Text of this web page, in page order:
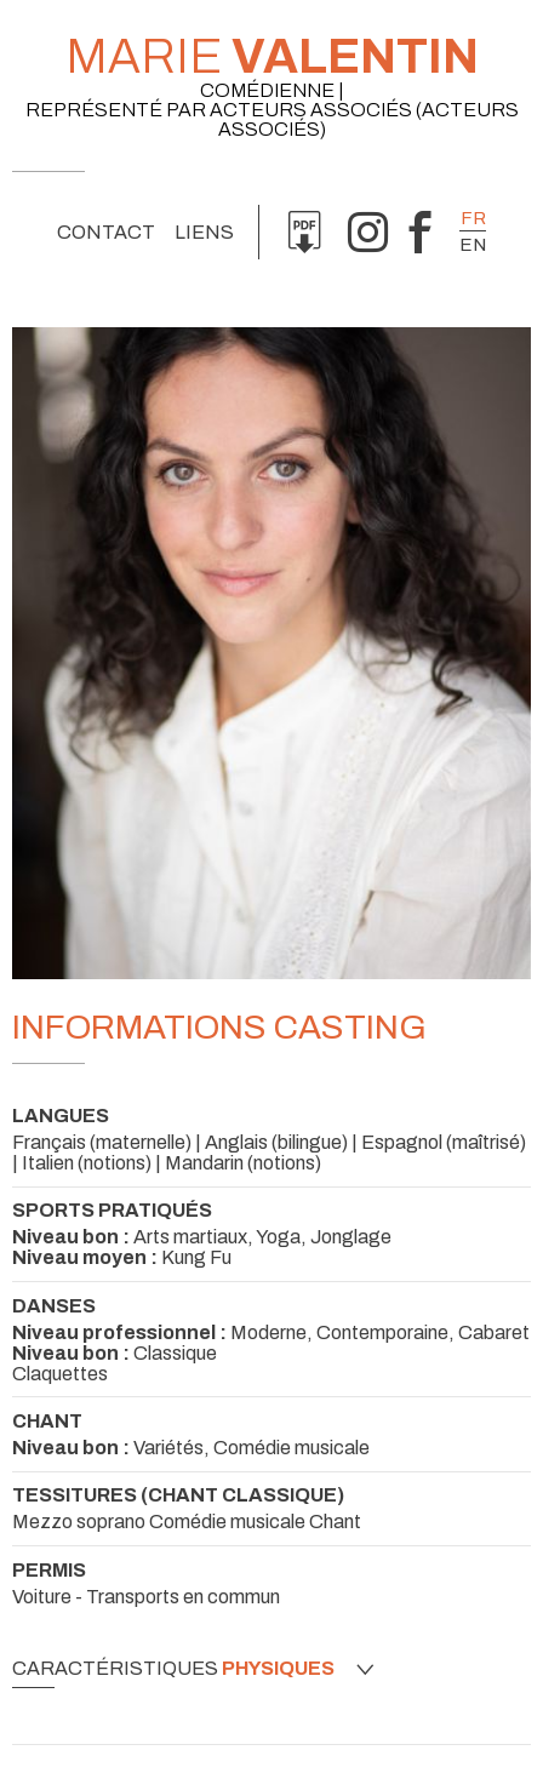
MARIE VALENTIN
COMÉDIENNE |
REPRÉSENTÉ PAR ACTEURS ASSOCIÉS (ACTEURS
ASSOCIÉS)
CONTACT LIENS
FR
EN
INFORMATIONS CASTING
LANGUES
Français (maternelle) | Anglais (bilingue) | Espagnol (maîtrisé)
| Italien (notions) | Mandarin (notions)
SPORTS PRATIQUÉS
Niveau bon : Arts martiaux, Yoga, Jonglage
Niveau moyen : Kung Fu
DANSES
Niveau professionnel : Moderne, Contemporaine, Cabaret
Niveau bon : Classique
Claquettes
CHANT
Niveau bon : Variétés, Comédie musicale
TESSITURES (CHANT CLASSIQUE)
Mezzo soprano Comédie musicale Chant
PERMIS
Voiture - Transports en commun
CARACTÉRISTIQUES PHYSIQUES